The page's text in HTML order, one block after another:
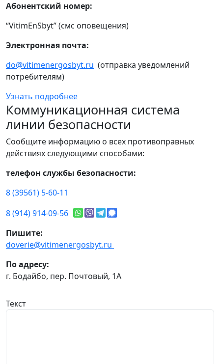
Абонентский номер:
“VitimEnSbyt” (смс оповещения)
Электронная почта:
do@vitimenergosbyt.ru (отправка уведомлений
потребителям)
Узнать подробнее
Коммуникационная система
линии безопасности
Сообщите информацию о всех противоправных
действиях следующими способами:
телефон службы безопасности:
8 (39561) 5-60-11
8 (914) 914-09-56
Пишите:
doverie@vitimenergosbyt.ru
По адресу:
г. Бодайбо, пер. Почтовый, 1А
Текст